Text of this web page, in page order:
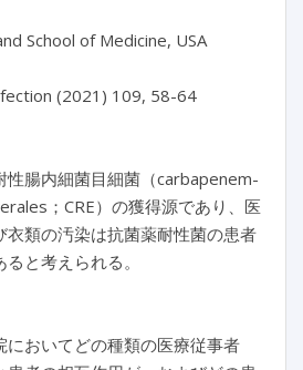
School of Medicine, USA
(2021) 109, 58-64
性腸内細菌目細菌（carbapenem-
；CRE）の獲得源であり、医
衣類の汚染は抗菌薬耐性菌の患者
と考えられる。
においてどの種類の医療従事者